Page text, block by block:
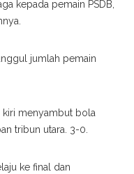
kepada pemain PSDB,
jumlah pemain
kiri menyambut bola
tribun utara. 3-0.
ke final dan